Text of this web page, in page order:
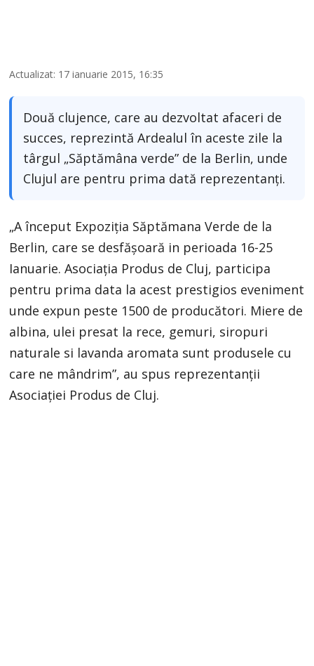
Actualizat: 17 ianuarie 2015, 16:35
Două clujence, care au dezvoltat afaceri de
succes, reprezintă Ardealul în aceste zile la
târgul „Săptămâna verde” de la Berlin, unde
Clujul are pentru prima dată reprezentanți.
„A început Expoziția Săptămana Verde de la
Berlin, care se desfășoară in perioada 16-25
Ianuarie. Asociația Produs de Cluj, participa
pentru prima data la acest prestigios eveniment
unde expun peste 1500 de producători. Miere de
albina, ulei presat la rece, gemuri, siropuri
naturale si lavanda aromata sunt produsele cu
care ne mândrim”, au spus reprezentanții
Asociației Produs de Cluj.